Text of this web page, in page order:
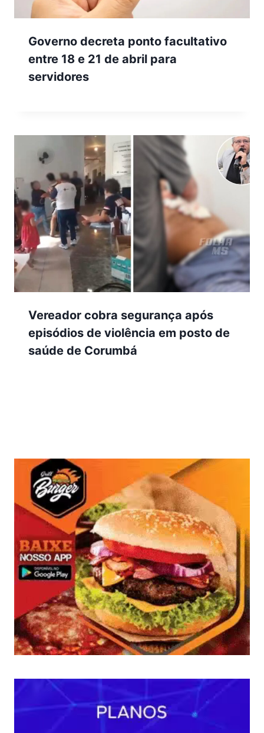
Governo decreta ponto facultativo
entre 18 e 21 de abril para
servidores
Vereador cobra segurança após
episódios de violência em posto de
saúde de Corumbá